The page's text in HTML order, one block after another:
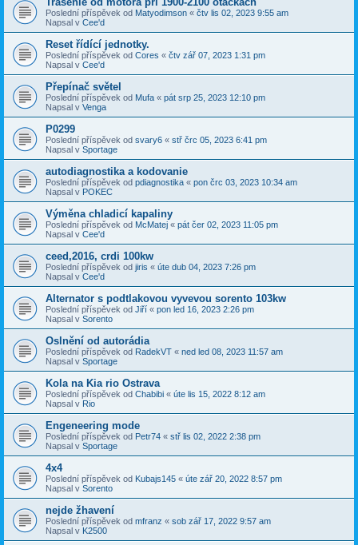
Poslední příspěvek od Matyodimson « čtv lis 02, 2023 9:55 am
Napsal v Cee'd
Reset řídící jednotky.
Poslední příspěvek od Cores « čtv zář 07, 2023 1:31 pm
Napsal v Cee'd
Přepínač světel
Poslední příspěvek od Mufa « pát srp 25, 2023 12:10 pm
Napsal v Venga
P0299
Poslední příspěvek od svary6 « stř črc 05, 2023 6:41 pm
Napsal v Sportage
autodiagnostika a kodovanie
Poslední příspěvek od pdiagnostika « pon črc 03, 2023 10:34 am
Napsal v POKEC
Výměna chladicí kapaliny
Poslední příspěvek od McMatej « pát čer 02, 2023 11:05 pm
Napsal v Cee'd
ceed,2016, crdi 100kw
Poslední příspěvek od jiris « úte dub 04, 2023 7:26 pm
Napsal v Cee'd
Alternator s podtlakovou vyvevou sorento 103kw
Poslední příspěvek od Jiří « pon led 16, 2023 2:26 pm
Napsal v Sorento
Oslnění od autorádia
Poslední příspěvek od RadekVT « ned led 08, 2023 11:57 am
Napsal v Sportage
Kola na Kia rio Ostrava
Poslední příspěvek od Chabibi « úte lis 15, 2022 8:12 am
Napsal v Rio
Engeneering mode
Poslední příspěvek od Petr74 « stř lis 02, 2022 2:38 pm
Napsal v Sportage
4x4
Poslední příspěvek od Kubajs145 « úte zář 20, 2022 8:57 pm
Napsal v Sorento
nejde žhavení
Poslední příspěvek od mfranz « sob zář 17, 2022 9:57 am
Napsal v K2500